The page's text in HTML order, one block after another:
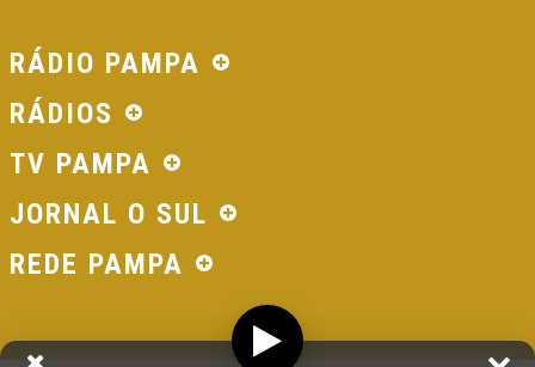
RÁDIO PAMPA
RÁDIOS
TV PAMPA
JORNAL O SUL
REDE PAMPA